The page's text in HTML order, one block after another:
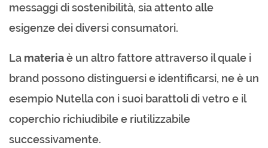
messaggi di sostenibilità, sia attento alle
esigenze dei diversi consumatori.
La materiaè un altro fattore attraverso il quale i
brand possono distinguersi e identificarsi, ne è un
esempio Nutella con i suoi barattoli di vetro e il
coperchio richiudibile e riutilizzabile
successivamente.